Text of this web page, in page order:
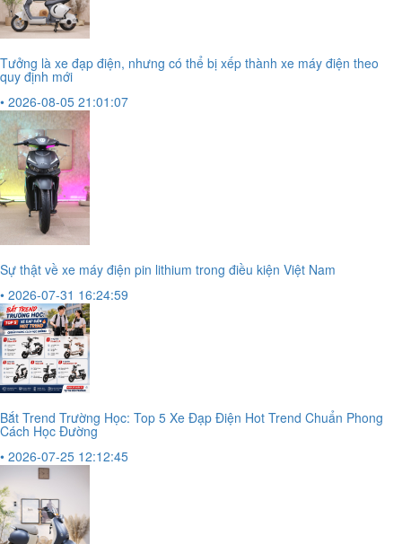
Tưởng là xe đạp điện, nhưng có thể bị xếp thành xe máy điện theo
quy định mới
• 2026-08-05 21:01:07
Sự thật về xe máy điện pin lithium trong điều kiện Việt Nam
• 2026-07-31 16:24:59
Bắt Trend Trường Học: Top 5 Xe Đạp Điện Hot Trend Chuẩn Phong
Cách Học Đường
• 2026-07-25 12:12:45